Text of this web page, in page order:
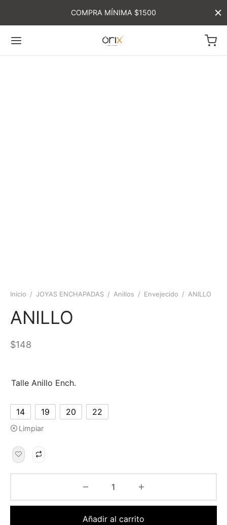
COMPRA MÍNIMA $1500
Inicio / JOYAS ENCHAPADAS / Anillos / Envejecido / ANILLO
ANILLO
$148
Talle Anillo Ench.
14 19 20 22
Limpiar
Añadir al carrito